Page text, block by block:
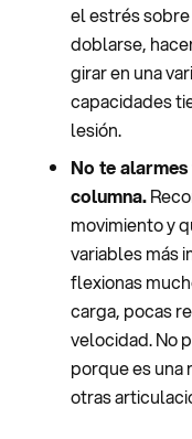
el estrés
doblarse,
girar en una
capacidades
lesión.
No te
columna.
movimiento y
variables más
flexionas
carga, pocas
velocidad. No
porque es una
otras